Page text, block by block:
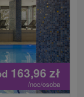
163,96 zł
/noc/osoba